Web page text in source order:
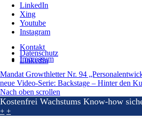
LinkedIn
LinkedIn
Xing
Youtube
Instagram
Kontakt
Datenschutz
Impressum
Mandat Growthletter Nr. 94
neue Video-Serie: Backstage – Hinter den
Nach oben scrollen
Kostenfrei Wachstums Know-how
+ +